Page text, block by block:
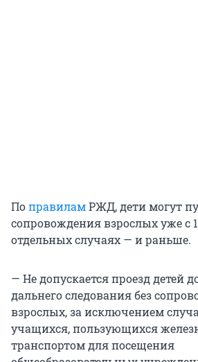
ПоправиламРЖД, дети могут
сопровождения взрослых уже с
отдельных случаях — и раньше.
— Не допускается проезд детей
дальнего следования без
взрослых, за исключением
учащихся, пользующихся
транспортом для посещения